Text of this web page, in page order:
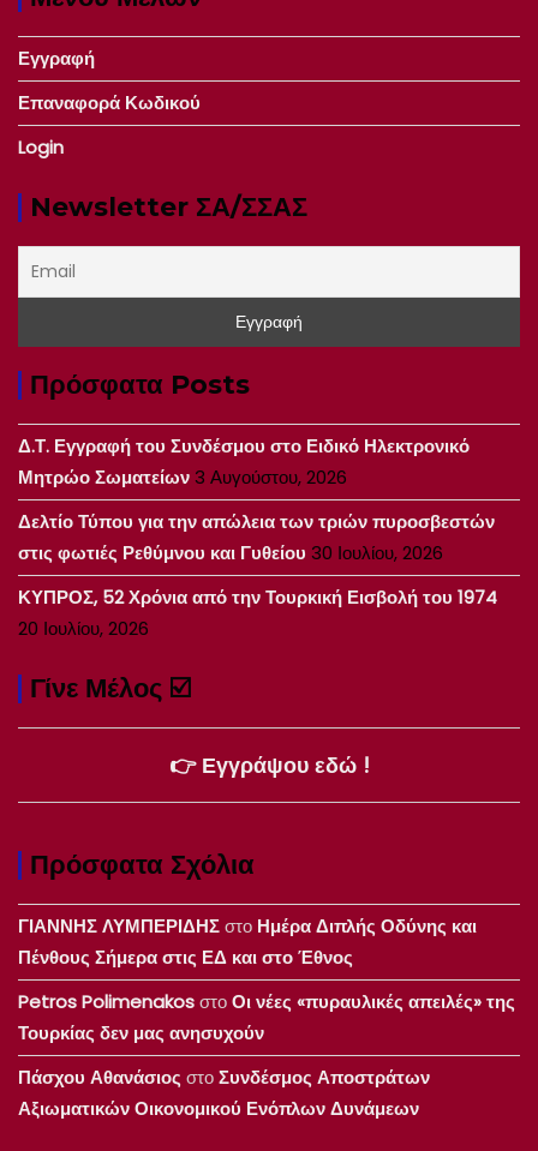
Εγγραφή
Επαναφορά Κωδικού
Login
Newsletter ΣΑ/ΣΣΑΣ
Πρόσφατα Posts
Δ.Τ. Εγγραφή του Συνδέσμου στο Ειδικό Ηλεκτρονικό
Μητρώο Σωματείων3 Αυγούστου, 2026
Δελτίο Τύπου για την απώλεια των τριών πυροσβεστών
στις φωτιές Ρεθύμνου και Γυθείου 30 Ιουλίου, 2026
ΚΥΠΡΟΣ, 52 Χρόνια από την Τουρκική Εισβολή του 1974
20 Ιουλίου, 2026
Γίνε Μέλος ☑️
👉 Εγγράψου εδώ !
Πρόσφατα Σχόλια
ΓΙΑΝΝΗΣ ΛΥΜΠΕΡΙΔΗΣστο Ημέρα Διπλής Οδύνης και
Πένθους Σήμερα στις ΕΔ και στο Έθνος
Petros PolimenakosστοΟι νέες «πυραυλικές απειλές» της
Τουρκίας δεν μας ανησυχούν
Πάσχου Αθανάσιος στοΣυνδέσμος Αποστράτων
Αξιωματικών Οικονομικού Ενόπλων Δυνάμεων